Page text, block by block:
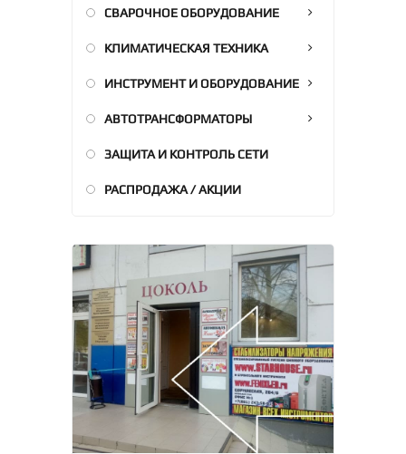
СВАРОЧНОЕ ОБОРУДОВАНИЕ
КЛИМАТИЧЕСКАЯ ТЕХНИКА
ИНСТРУМЕНТ И ОБОРУДОВАНИЕ
АВТОТРАНСФОРМАТОРЫ
ЗАЩИТА И КОНТРОЛЬ СЕТИ
РАСПРОДАЖА / АКЦИИ